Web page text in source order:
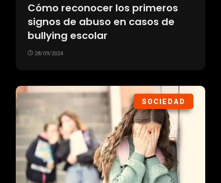
Cómo reconocer los primeros
signos de abuso en casos de
bullying escolar
28/09/2024
SOCIEDAD